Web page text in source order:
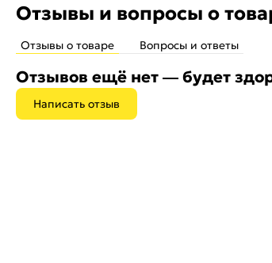
Отзывы и вопросы о
Отзывы о товаре Вопросы и ответы
Отзывов ещё нет — будет
Написать отзыв